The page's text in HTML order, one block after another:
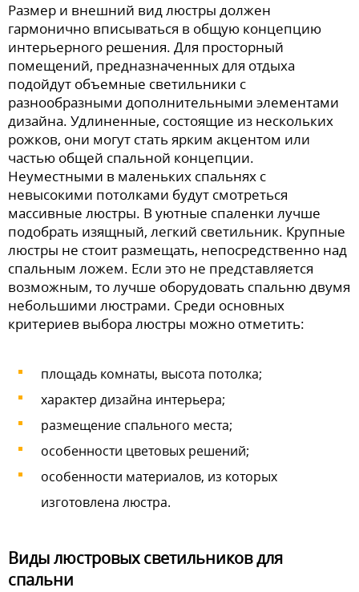
Размер и внешний вид люстры должен
гармонично вписываться в общую концепцию
интерьерного решения. Для просторный
помещений, предназначенных для отдыха
подойдут объемные светильники с
разнообразными дополнительными элементами
дизайна. Удлиненные, состоящие из нескольких
рожков, они могут стать ярким акцентом или
частью общей спальной концепции.
Неуместными в маленьких спальнях с
невысокими потолками будут смотреться
массивные люстры. В уютные спаленки лучше
подобрать изящный, легкий светильник. Крупные
люстры не стоит размещать, непосредственно над
спальным ложем. Если это не представляется
возможным, то лучше оборудовать спальню двумя
небольшими люстрами. Среди основных
критериев выбора люстры можно отметить:
площадь комнаты, высота потолка;
характер дизайна интерьера;
размещение спального места;
особенности цветовых решений;
особенности материалов, из которых
изготовлена люстра.
Виды люстровых светильников для
спальни